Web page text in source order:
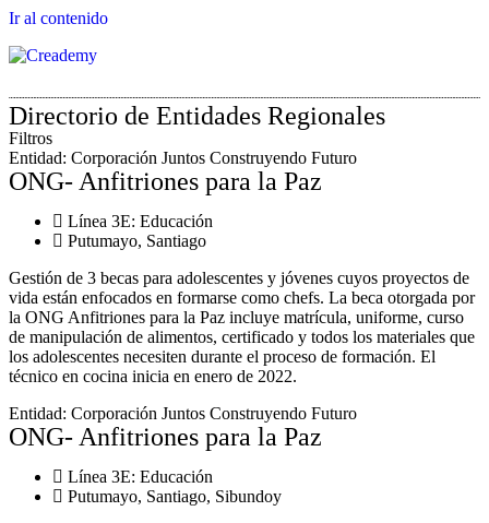
Ir al contenido
Directorio de Entidades Regionales
Filtros
Entidad: Corporación Juntos Construyendo Futuro
ONG- Anfitriones para la Paz
Línea 3E: Educación
Putumayo, Santiago
Gestión de 3 becas para adolescentes y jóvenes cuyos proyectos de
vida están enfocados en formarse como chefs. La beca otorgada por
la ONG Anfitriones para la Paz incluye matrícula, uniforme, curso
de manipulación de alimentos, certificado y todos los materiales que
los adolescentes necesiten durante el proceso de formación. El
técnico en cocina inicia en enero de 2022.
Entidad: Corporación Juntos Construyendo Futuro
ONG- Anfitriones para la Paz
Línea 3E: Educación
Putumayo, Santiago, Sibundoy